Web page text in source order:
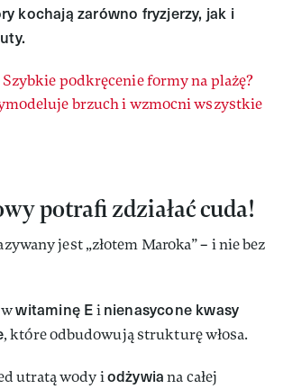
kochają zarówno fryzjerzy, jak i
Szybkie podkręcenie formy na plażę?
brzuch i wzmocni wszystkie
potrafi zdziałać cuda!
jest „złotem Maroka” – i nie bez
wwitaminę Einienasycone kwasy
, które odbudowują strukturę włosa.
utratą wody iodżywiana całej